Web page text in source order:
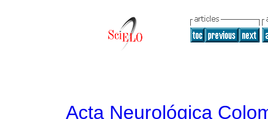
Acta Neurológica